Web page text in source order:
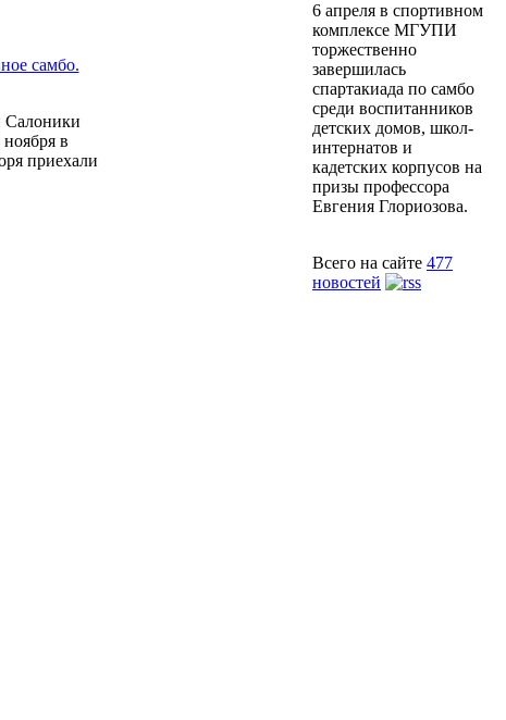
самбо.
Салоники
в
приехали
6 апреля в спортивном
комплексе МГУПИ
торжественно
завершилась
спартакиада по самбо
среди воспитанников
детских домов, школ-
интернатов и
кадетских корпусов на
призы профессора
Евгения Глориозова.
Всего на сайте 477
новостей